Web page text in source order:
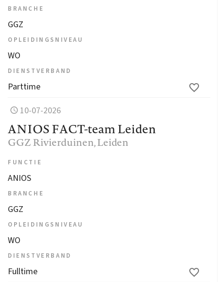
BRANCHE
GGZ
OPLEIDINGSNIVEAU
WO
DIENSTVERBAND
Parttime
10-07-2026
ANIOS FACT-team Leiden
GGZ Rivierduinen, Leiden
FUNCTIE
ANIOS
BRANCHE
GGZ
OPLEIDINGSNIVEAU
WO
DIENSTVERBAND
Fulltime